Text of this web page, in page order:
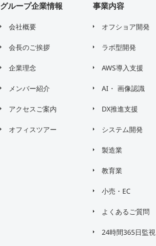
グループ企業情報
会社概要
会長のご挨拶
企業理念
メンバー紹介
アクセスご案内
オフィスツアー
事業内容
オフショア開発
ラボ型開発
AWS導入支援
AI・ 画像認識
DX推進支援
システム開発
製造業
教育業
小売・EC
よくあるご質問
24時間365日監視